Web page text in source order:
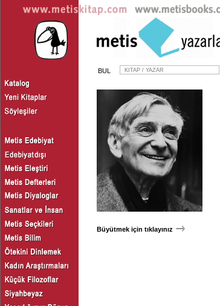
BUL
Büyütmek için tıklayınız